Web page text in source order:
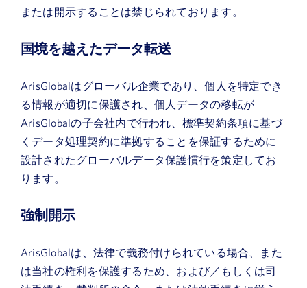
または開示することは禁じられております。
国境を越えたデータ転送
ArisGlobalはグローバル企業であり、個人を特定でき
る情報が適切に保護され、個人データの移転が
ArisGlobalの子会社内で行われ、標準契約条項に基づ
くデータ処理契約に準拠することを保証するために
設計されたグローバルデータ保護慣行を策定してお
ります。
強制開示
ArisGlobalは、法律で義務付けられている場合、また
は当社の権利を保護するため、および／もしくは司